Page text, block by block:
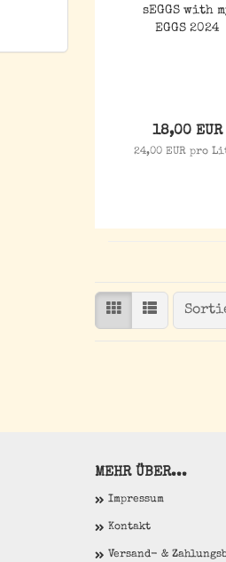
sEGGS with
EGGS 2024
18,00 EUR
24,00 EUR pro
MEHR ÜBER...
Impressum
Kontakt
Versand- &